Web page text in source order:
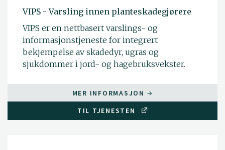
VIPS - Varsling innen planteskadegjørere
VIPS er en nettbasert varslings- og
informasjonstjeneste for integrert
bekjempelse av skadedyr, ugras og
sjukdommer i jord- og hagebruksvekster.
MER INFORMASJON
TIL TJENESTEN